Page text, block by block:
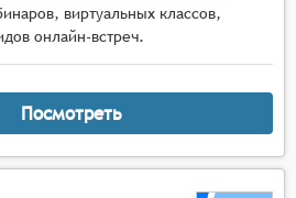
виртуальных классов,
онлайн-встреч.
Посмотреть